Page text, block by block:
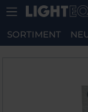
Zum Hauptinhalt
SORTIMENT